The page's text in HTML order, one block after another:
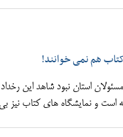
هم نمی خوانند!
استان نبود شاهد این
است و نمایشگاه های کتاب نیز